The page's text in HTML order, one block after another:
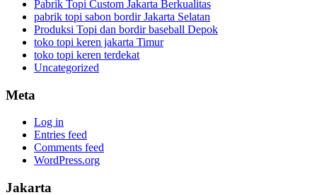
Pabrik Topi Custom Jakarta Berkualitas
pabrik topi sabon bordir Jakarta Selatan
Produksi Topi dan bordir baseball Depok
toko topi keren jakarta Timur
toko topi keren terdekat
Uncategorized
Meta
Log in
Entries feed
Comments feed
WordPress.org
Jakarta